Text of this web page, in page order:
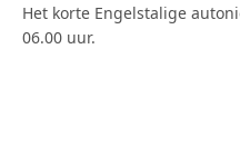
Het korte Engelstalige
06.00 uur.